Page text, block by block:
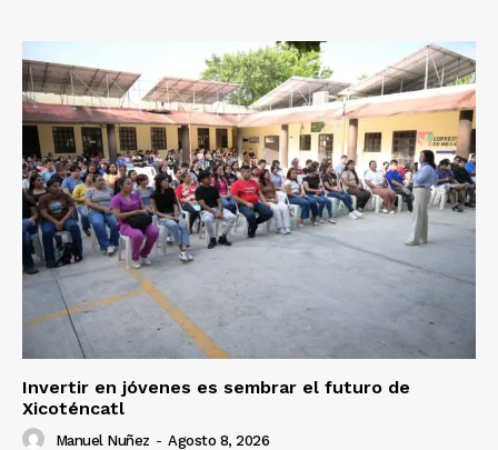
Invertir en jóvenes es sembrar el futuro de
Xicoténcatl
Manuel Nuñez - Agosto 8, 2026